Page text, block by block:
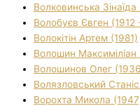
Волковинська
Волобуєв Євген (1912
Волокітін Артем (1981)
Волошин Максиміліан
Волошинов Олег
Волязловський
Ворохта Микола